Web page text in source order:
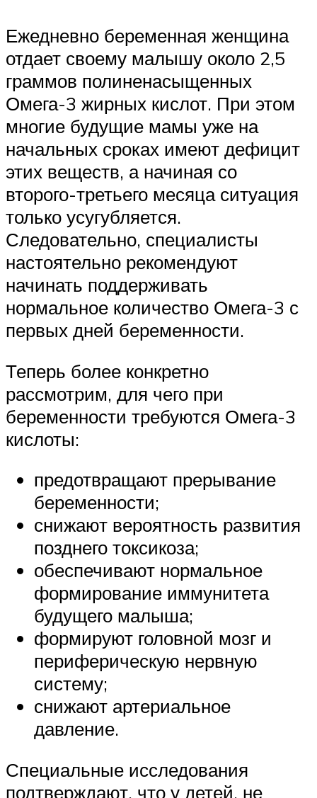
Ежедневно беременная женщина
отдает своему малышу около 2,5
граммов полиненасыщенных
Омега-3 жирных кислот. При этом
многие будущие мамы уже на
начальных сроках имеют дефицит
этих веществ, а начиная со
второго-третьего месяца ситуация
только усугубляется.
Следовательно, специалисты
настоятельно рекомендуют
начинать поддерживать
нормальное количество Омега-3 с
первых дней беременности.
Теперь более конкретно
рассмотрим, для чего при
беременности требуются Омега-3
кислоты:
предотвращают прерывание
беременности;
снижают вероятность развития
позднего токсикоза;
обеспечивают нормальное
формирование иммунитета
будущего малыша;
формируют головной мозг и
периферическую нервную
систему;
снижают артериальное
давление.
Специальные исследования
подтверждают, что у детей, не